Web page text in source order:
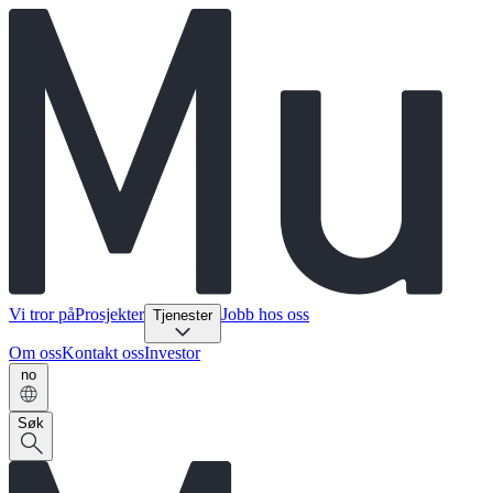
Vi tror påProsjekter Tjenester Jobb hos oss
Om ossKontakt ossInvestor
no
Søk